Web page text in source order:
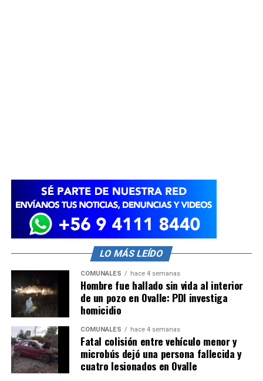
LO MÁS LEÍDO
COMUNALES hace 4 semanas
Hombre fue hallado sin vida al interior
de un pozo en Ovalle: PDI investiga
homicidio
COMUNALES hace 4 semanas
Fatal colisión entre vehículo menor y
microbús dejó una persona fallecida y
cuatro lesionados en Ovalle